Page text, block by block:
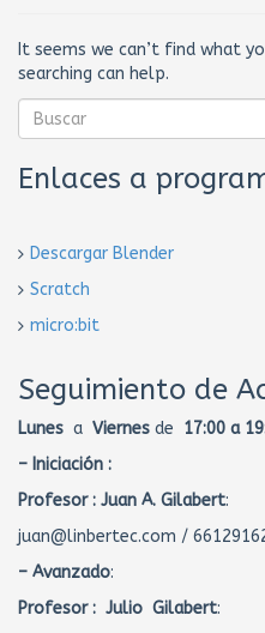
It seems we can’t find what
searching can help.
Enlaces a
Descargar Blender
Scratch
micro:bit
Seguimiento de
Lunes a Viernes de 17:00 a
– Iniciación :
Profesor : Juan A. Gilabert:
juan@linbertec.com /
– Avanzado:
Profesor : Julio Gilabert: